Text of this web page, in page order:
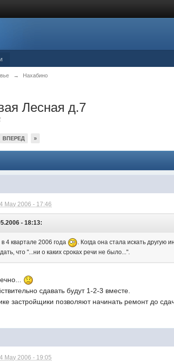
→ Нахабино
Лесная д.7
ВПЕРЕД »
May 2006 - 17:46
- 18:13:
4 квартале 2006 года
. Когда она стала искать
что "...ни о каких сроках речи не было...".
сдавать будут 1-2-3 вместе.
застройщики позволяют начинать ремонт до
May 2006 - 19:05